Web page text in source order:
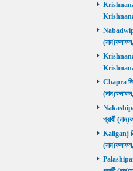
Nabadwip
Chapra
প্রার্থী
Kaliganj